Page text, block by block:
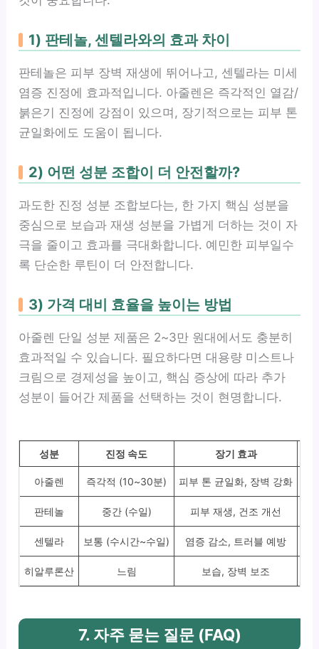
1) 판테놀, 센텔라와의 효과 차이
판테놀은 피부 장벽 재생에 뛰어나고, 센텔라는 미세
염증 진정에 효과적입니다. 아줄렌은 즉각적인 열감/
붉은기 진정에 강점이 있으며, 장기적으로는 피부 톤
균일화에도 도움이 됩니다.
2) 어떤 성분 조합이 더 안전할까?
과도한 진정 성분 조합보다는, 한 가지 핵심 성분을
중심으로 보습과 재생 성분을 가볍게 더하는 것이 자
극을 줄이고 효과를 극대화합니다. 예민한 피부일수
록 단순한 루틴이 더 안전합니다.
3) 가격 대비 효율을 높이는 방법
아줄렌 단일 성분 제품은 2~3만 원대에서도 충분히
효과적일 수 있습니다. 필요하다면 대용량 미스트나
크림으로 경제성을 높이고, 핵심 증상에 따라 추가
성분이 들어간 제품을 선택하는 것이 현명합니다.
성분 진정 속도 장기 효과
아줄렌 즉각적 (10~30분) 피부 톤 균일화, 장벽 강화
판테놀 중간 (수일) 피부 재생, 건조 개선
센텔라 보통 (수시간~수일) 염증 감소, 트러블 예방
히알루론산 느림 보습, 장벽 보조
7. 자주 묻는 질문 (FAQ)